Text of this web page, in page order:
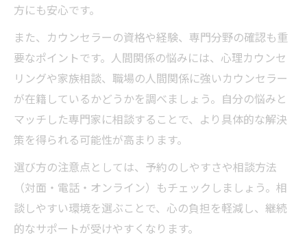
方にも安心です。
また、カウンセラーの資格や経験、専門分野の確認も重
要なポイントです。人間関係の悩みには、心理カウンセ
リングや家族相談、職場の人間関係に強いカウンセラー
が在籍しているかどうかを調べましょう。自分の悩みと
マッチした専門家に相談することで、より具体的な解決
策を得られる可能性が高まります。
選び方の注意点としては、予約のしやすさや相談方法
（対面・電話・オンライン）もチェックしましょう。相
談しやすい環境を選ぶことで、心の負担を軽減し、継続
的なサポートが受けやすくなります。